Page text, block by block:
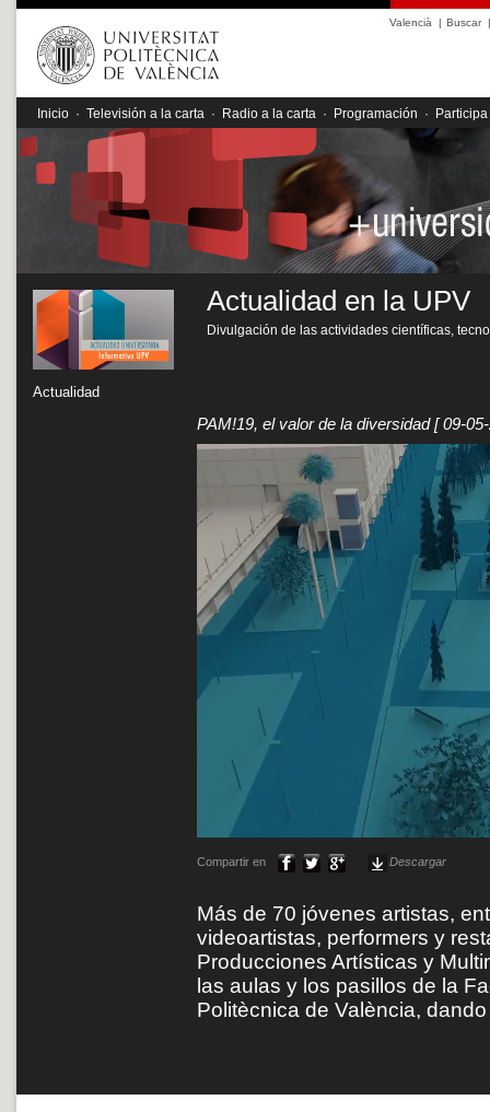
Valencià | Buscar|
Inicio · Televisión a la carta · Radio a la carta · Programación · Participa
Actualidad
Actualidad en la UPV
Divulgación de las actividades científicas,
PAM!19, el valor de la diversidad[ 09-
Compartir en Descargar
Más de 70 jóvenes artistas,
videoartistas, performers y
Producciones Artísticas y
las aulas y los pasillos de la
Politècnica de València,